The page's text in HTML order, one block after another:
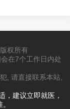
权所有
在7个工作日内处
, 请直接联系本站,
，建议立即就医，